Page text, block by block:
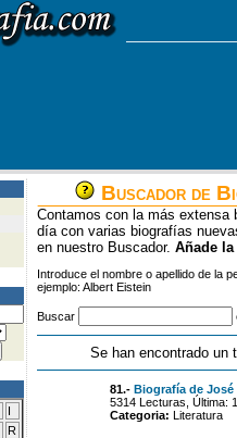
I
R
Buscador de
Contamos con la más extensa
día con varias biografías
en nuestro Buscador. Añade
Introduce el nombre o apellido de la
ejemplo: Albert Eistein
Buscar
Se han encontrado un
81.- Biografía de José
5314 Lecturas, Última:
Categoria: Literatura